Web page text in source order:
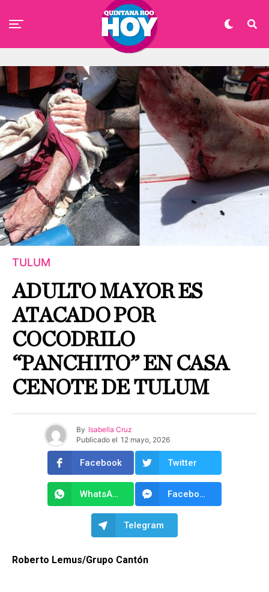
TULUM
ADULTO MAYOR ES
ATACADO POR
COCODRILO
“PANCHITO” EN CASA
CENOTE DE TULUM
By Isabella Cruz
Publicado el 12 mayo, 2026
Facebook Twitter
WhatsApp Facebook Messenger
Telegram
Roberto Lemus/Grupo Cantón